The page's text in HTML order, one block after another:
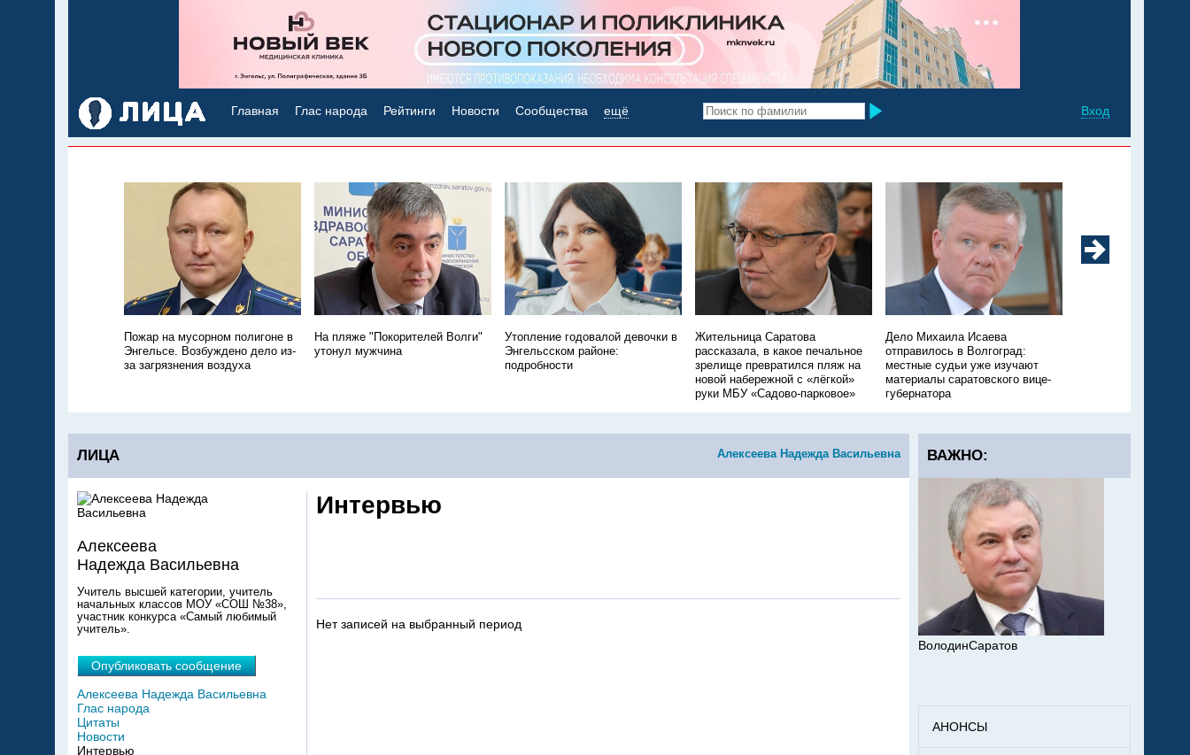
Вход
Главная Глас народа Рейтинги Новости Сообщества ещё
Пожар на мусорном полигоне в
Энгельсе. Возбуждено дело из-
за загрязнения воздуха
На пляже "Покорителей Волги"
утонул мужчина
Утопление годовалой девочки в
Энгельсском районе:
подробности
Жительница Саратова
рассказала, в какое печальное
зрелище превратился пляж на
новой набережной с «лёгкой»
руки МБУ «Садово-парковое»
Дело Михаила Исаева
отправилось в Волгоград:
местные судьи уже изучают
материалы саратовского вице-
губернатора
Алексеева Надежда Васильевна
ЛИЦА
Интервью
Нет записей на выбранный период
Алексеева
Надежда Васильевна
Учитель высшей категории, учитель
начальных классов МОУ «СОШ №38»,
участник конкурса «Самый любимый
учитель».
Опубликовать сообщение
Алексеева Надежда Васильевна
Глас народа
Цитаты
Новости
Интервью
ВАЖНО:
ВолодинСаратов
АНОНСЫ